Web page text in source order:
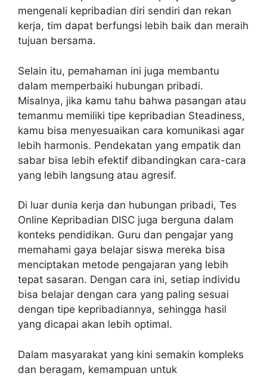
mengenali kepribadian diri sendiri dan rekan
kerja, tim dapat berfungsi lebih baik dan meraih
tujuan bersama.
Selain itu, pemahaman ini juga membantu
dalam memperbaiki hubungan pribadi.
Misalnya, jika kamu tahu bahwa pasangan atau
temanmu memiliki tipe kepribadian Steadiness,
kamu bisa menyesuaikan cara komunikasi agar
lebih harmonis. Pendekatan yang empatik dan
sabar bisa lebih efektif dibandingkan cara-cara
yang lebih langsung atau agresif.
Di luar dunia kerja dan hubungan pribadi, Tes
Online Kepribadian DISC juga berguna dalam
konteks pendidikan. Guru dan pengajar yang
memahami gaya belajar siswa mereka bisa
menciptakan metode pengajaran yang lebih
tepat sasaran. Dengan cara ini, setiap individu
bisa belajar dengan cara yang paling sesuai
dengan tipe kepribadiannya, sehingga hasil
yang dicapai akan lebih optimal.
Dalam masyarakat yang kini semakin kompleks
dan beragam, kemampuan untuk